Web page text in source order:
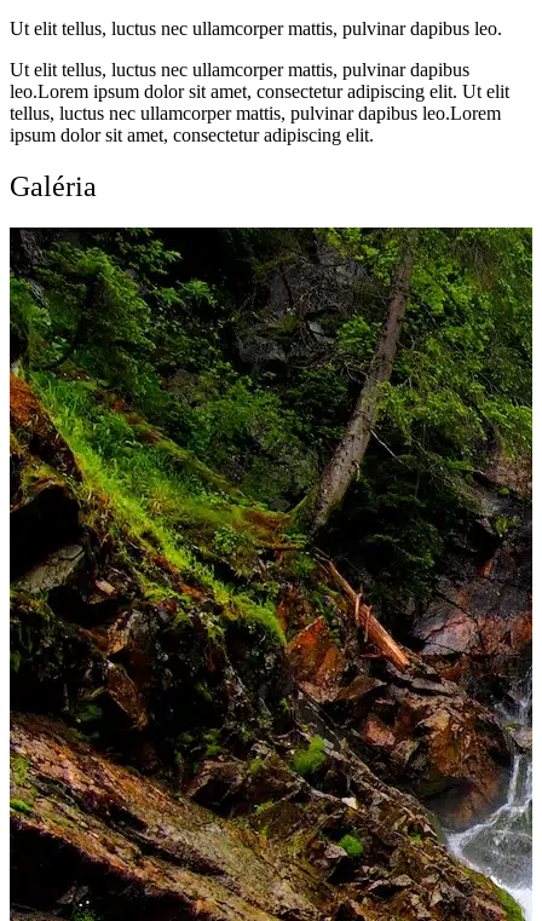
Ut elit tellus, luctus nec ullamcorper mattis, pulvinar dapibus leo.
Ut elit tellus, luctus nec ullamcorper mattis, pulvinar dapibus
leo.Lorem ipsum dolor sit amet, consectetur adipiscing elit. Ut elit
tellus, luctus nec ullamcorper mattis, pulvinar dapibus leo.Lorem
ipsum dolor sit amet, consectetur adipiscing elit.
Galéria